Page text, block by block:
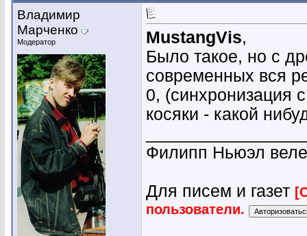
Владимир
Марченко
Модератор MustangVis,
Было такое, но с
современных вся
0, (синхронизация
косяки - какой
Филипп Ньюэл
Для писем и газет
пользователи.